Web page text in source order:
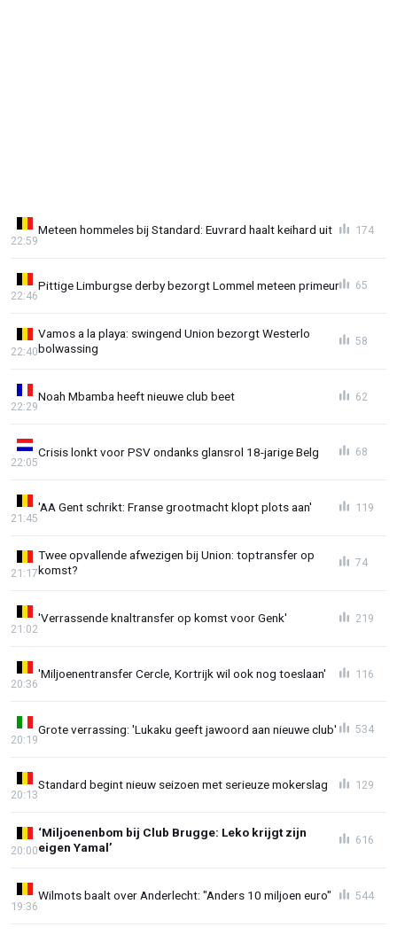
Meteen hommeles bij Standard: Euvrard haalt keihard uit
22:59
174
Pittige Limburgse derby bezorgt Lommel meteen primeur
22:46
65
Vamos a la playa: swingend Union bezorgt Westerlo
bolwassing
22:40
58
Noah Mbamba heeft nieuwe club beet
22:29
62
Crisis lonkt voor PSV ondanks glansrol 18-jarige Belg
22:05
68
'AA Gent schrikt: Franse grootmacht klopt plots aan'
21:45
119
Twee opvallende afwezigen bij Union: toptransfer op
komst?
21:17
74
'Verrassende knaltransfer op komst voor Genk'
21:02
219
'Miljoenentransfer Cercle, Kortrijk wil ook nog toeslaan'
20:36
116
Grote verrassing: 'Lukaku geeft jawoord aan nieuwe club'
20:19
534
Standard begint nieuw seizoen met serieuze mokerslag
20:13
129
‘Miljoenenbom bij Club Brugge: Leko krijgt zijn
eigen Yamal’
20:00
616
Wilmots baalt over Anderlecht: "Anders 10 miljoen euro"
19:36
544